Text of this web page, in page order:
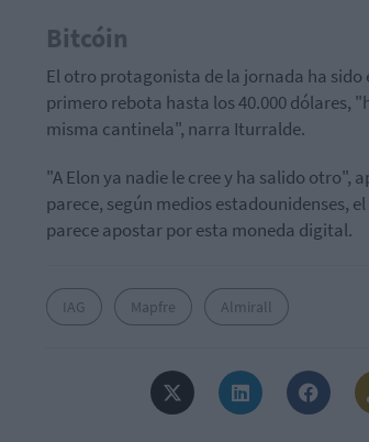
Bitcóin
El otro protagonista de la jornada ha sido
primero rebota hasta los 40.000 dólares,
misma cantinela", narra Iturralde.
"A Elon ya nadie le cree y ha salido otro",
parece, según medios estadounidenses,
parece apostar por esta moneda digital.
IAG Mapfre Almirall